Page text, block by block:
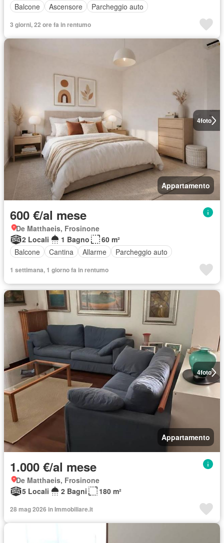
Balcone
Ascensore Parcheggio auto
3 giorni, 22 ore fa in rentumo
4foto
Appartamento
600 €/al mese
De Matthaeis, Frosinone
2 Locali
1 Bagno
60 m²
Balcone
Cantina Allarme Parcheggio auto
1 settimana, 1 giorno fa in rentumo
4foto
Appartamento
1.000 €/al mese
De Matthaeis, Frosinone
5 Locali
2 Bagni 180 m²
28 mag 2026 in Immobiliare.it